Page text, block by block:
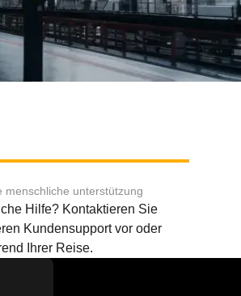
menschliche unterstützung
Hilfe? Kontaktieren Sie
Kundensupport vor oder
Ihrer Reise.